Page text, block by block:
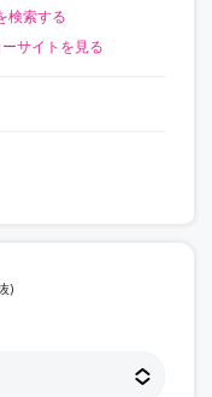
検索する
サイトを見る
)